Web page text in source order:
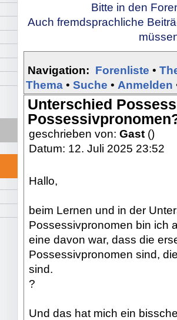
Bitte in den
Auch fremdsprachliche
Navigation: Forenliste •
Thema • Suche • Anmelden
Unterschied
geschrieben von: Gast ()
Datum: 12. Juli 2025 23:52
Hallo,
beim Lernen und in der
Possessivpronomen bin ich
eine davon war, dass die
Possessivpronomen sind,
sind.
?
Und das hat mich ein